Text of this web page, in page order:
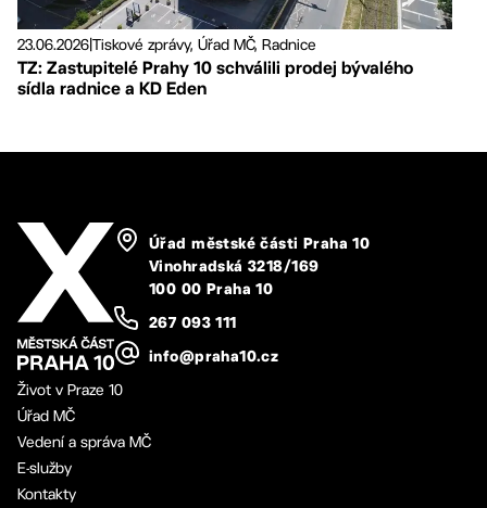
23.06.2026Tiskové zprávy, Úřad MČ, Radnice
TZ: Zastupitelé Prahy 10 schválili prodej bývalého
sídla radnice a KD Eden
Úřad městské části Praha 10
Vinohradská 3218/169
100 00 Praha 10
267 093 111
info@praha10.cz
Život v Praze 10
Úřad MČ
Vedení a správa MČ
E-služby
Kontakty